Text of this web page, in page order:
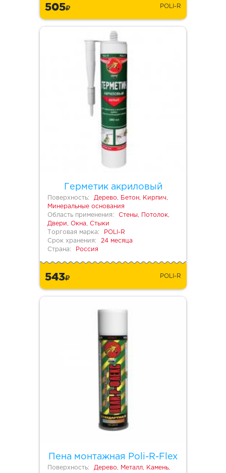
505 POLI-R
Герметик акриловый
Поверхность:
Дерево, Бетон, Кирпич,
Минеральные основания
Область применения:
Стены, Потолок,
Двери, Окна, Стыки
Торговая марка:
POLI-R
Срок хранения:
24 месяца
Страна:
Россия
543 POLI-R
Пена монтажная Poli-R-Flex
Поверхность:
Дерево, Металл, Камень,